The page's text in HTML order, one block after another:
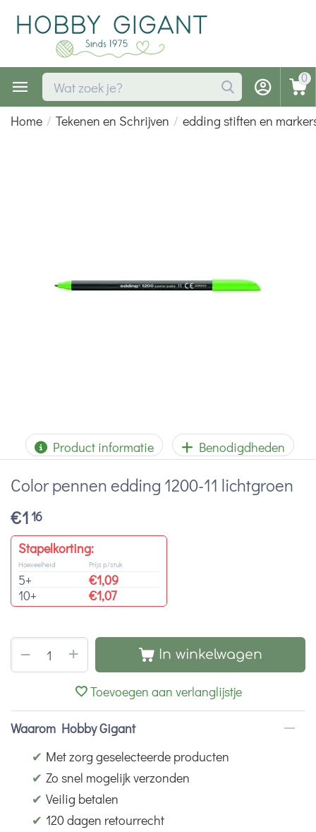
0
Home / Tekenen en Schrijven / edding stiften en
Product informatie Benodigdheden
Color pennen edding 1200-11 lichtgroen
€116
Stapelkorting:
Hoeveelheid
5+
10+
Prijs p/stuk
€1,09
€1,07
+
− In winkelwagen
Toevoegen aan verlanglijstje
Waarom Hobby Gigant
✔ Met zorg geselecteerde producten
✔ Zo snel mogelijk verzonden
✔ Veilig betalen
✔ 120 dagen retourrecht